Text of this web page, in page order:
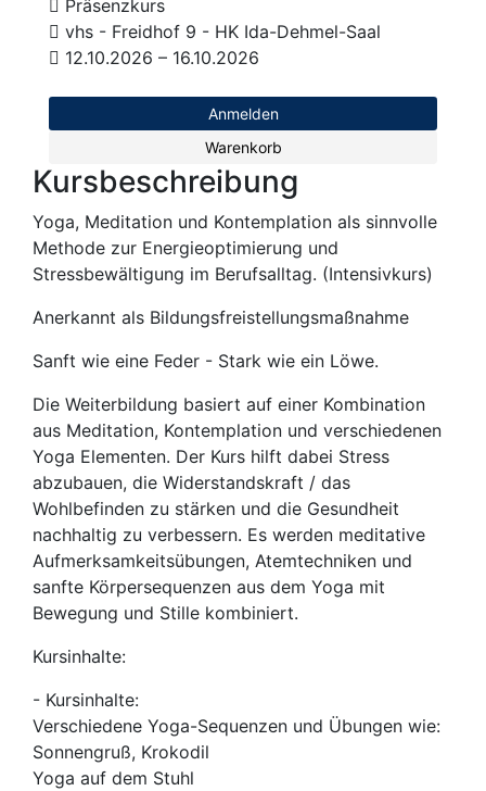
Präsenzkurs
vhs - Freidhof 9 - HK Ida-Dehmel-Saal
12.10.2026 – 16.10.2026
Anmelden
Warenkorb
Kursbeschreibung
Yoga, Meditation und Kontemplation als sinnvolle
Methode zur Energieoptimierung und
Stressbewältigung im Berufsalltag. (Intensivkurs)
Anerkannt als Bildungsfreistellungsmaßnahme
Sanft wie eine Feder - Stark wie ein Löwe.
Die Weiterbildung basiert auf einer Kombination
aus Meditation, Kontemplation und verschiedenen
Yoga Elementen. Der Kurs hilft dabei Stress
abzubauen, die Widerstandskraft / das
Wohlbefinden zu stärken und die Gesundheit
nachhaltig zu verbessern. Es werden meditative
Aufmerksamkeitsübungen, Atemtechniken und
sanfte Körpersequenzen aus dem Yoga mit
Bewegung und Stille kombiniert.
Kursinhalte:
- Kursinhalte:
Verschiedene Yoga-Sequenzen und Übungen wie:
Sonnengruß, Krokodil
Yoga auf dem Stuhl